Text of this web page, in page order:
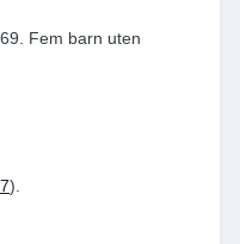
Fem barn uten
).